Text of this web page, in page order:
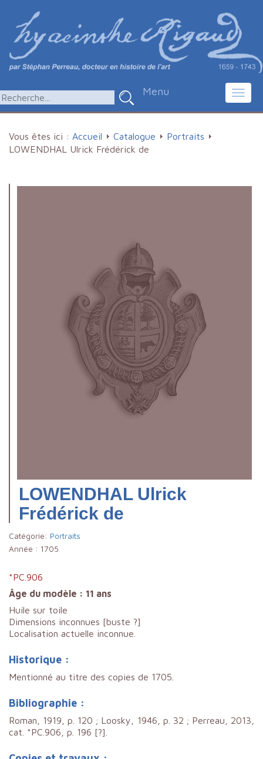
Menu
Vous êtes ici : Accueil Catalogue
Portraits
LOWENDHAL Ulrick Frédérick de
LOWENDHAL Ulrick
Frédérick de
Catégorie: Portraits
Année : 1705
*PC.906
Âge du modèle : 11 ans
Huile sur toile
Dimensions inconnues [buste ?]
Localisation actuelle inconnue.
Historique :
Mentionné au titre des copies de 1705.
Bibliographie :
Roman, 1919, p. 120 ; Loosky, 1946, p. 32 ; Perreau, 2013,
cat. *PC.906, p. 196 [?].